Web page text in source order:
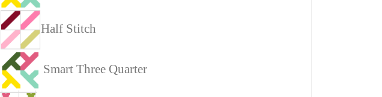
Half Stitch
Smart Three Quarter